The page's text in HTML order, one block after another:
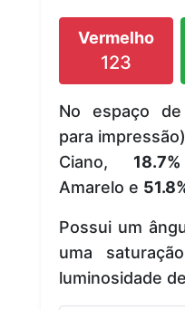
Vermelho
123
No espaço
para
Ciano, 18.7%
Amarelo e
Possui um
uma
luminosidade de